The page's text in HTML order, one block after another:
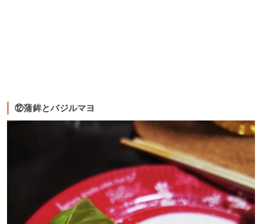
⑫蒲鉾とバジルマヨ